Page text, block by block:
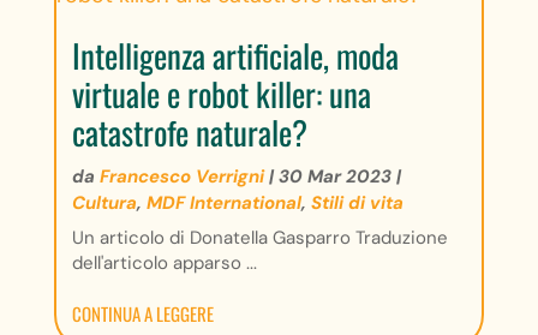
Intelligenza artificiale, moda
virtuale e robot killer: una
catastrofe naturale?
da Francesco Verrigni|30 Mar 2023|
Cultura, MDF International, Stili di vita
Un articolo di Donatella Gasparro Traduzione
dell'articolo apparso ...
CONTINUA A LEGGERE